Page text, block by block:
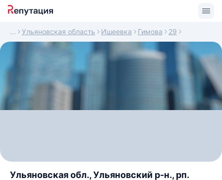
Ульяновская область Ишеевка Гимова 29
Ульяновская обл., Ульяновский р-н., рп.